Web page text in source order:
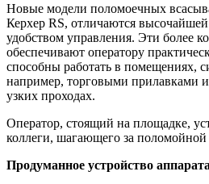
Новые модели поломоечных
Керхер RS, отличаются
удобством управления. Эти более
обеспечивают оператору
способны работать в помещениях,
например, торговыми прилавками
узких проходах.
Оператор, стоящий на площадке,
коллеги, шагающего за
Продуманное устройство